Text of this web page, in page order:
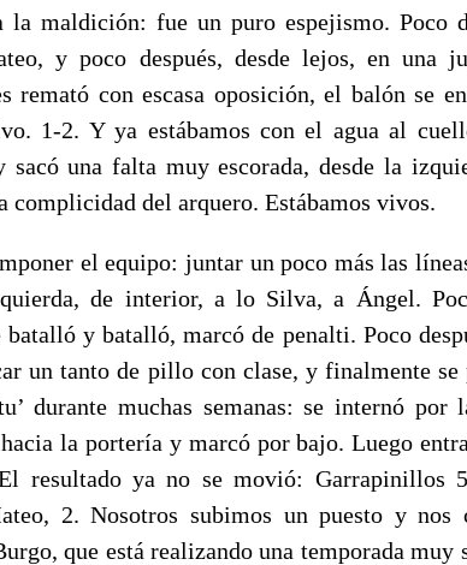
la maldición: fue un puro espejismo. Poco
y poco después, desde lejos, en una
remató con escasa oposición, el balón se
1-2. Y ya estábamos con el agua al
una falta muy escorada, desde la
complicidad del arquero. Estábamos vivos.
el equipo: juntar un poco más las
de interior, a lo Silva, a Ángel.
y batalló, marcó de penalti. Poco
un tanto de pillo con clase, y finalmente
durante muchas semanas: se internó por
la portería y marcó por bajo. Luego
resultado ya no se movió: Garrapinillos
2. Nosotros subimos un puesto y nos
que está realizando una temporada muy